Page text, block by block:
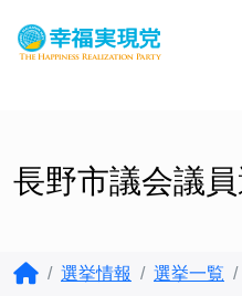
長野市議会議員
選挙情報 選挙一覧